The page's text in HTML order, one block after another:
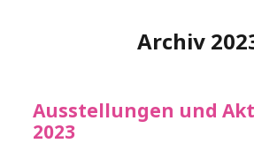
Archiv
Ausstellungen und
2023